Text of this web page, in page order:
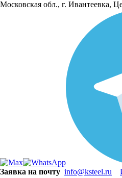
Московская обл., г. Ивантеевка,
Заявка на почту info@ksteel.ru